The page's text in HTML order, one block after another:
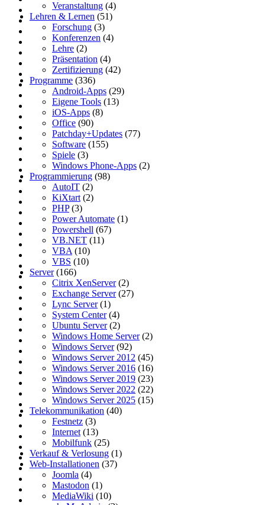
Veranstaltung (4)
Lehren & Lernen (51)
Forschung (3)
Konferenzen (4)
Lehre (2)
Präsentation (4)
Zertifizierung (42)
Programme (336)
Android-Apps (29)
Eigene Tools (13)
iOS-Apps (8)
Office (90)
Patchday+Updates (77)
Software (155)
Spiele (3)
Windows Phone-Apps (2)
Programmierung (98)
AutoIT (2)
KiXtart (2)
PHP(3)
Power Automate (1)
Powershell (67)
VB.NET (11)
VBA (10)
VBS (10)
Server(166)
Citrix XenServer(2)
Exchange Server(27)
Lync Server(1)
System Center(4)
Ubuntu Server(2)
Windows Home Server(2)
Windows Server(92)
Windows Server 2012 (45)
Windows Server 2016 (16)
Windows Server 2019 (23)
Windows Server 2022 (22)
Windows Server 2025 (15)
Telekommunikation (40)
Festnetz (3)
Internet (13)
Mobilfunk (25)
Verkauf & Verlosung (1)
Web-Installationen (37)
Joomla (4)
Mastodon (1)
MediaWiki (10)